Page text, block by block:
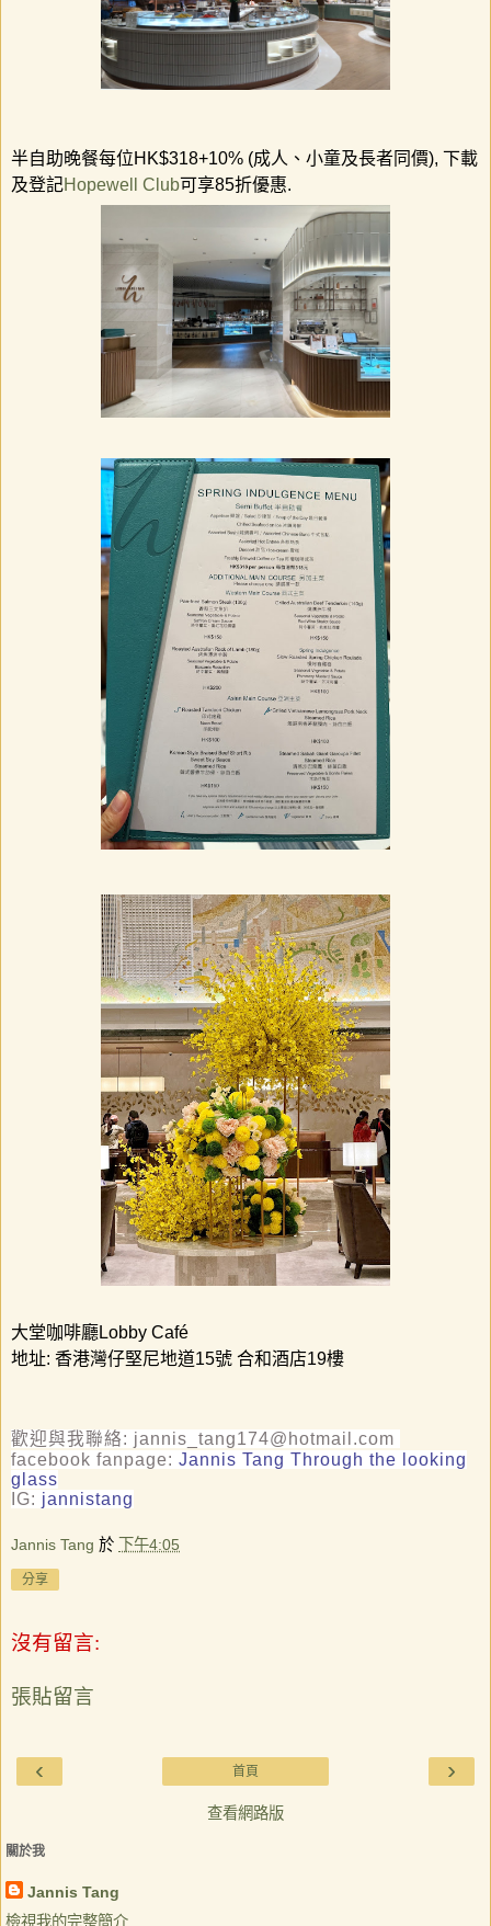
半自助晚餐每位HK$318+10% (成人、小童及長者同價), 下載
及登記Hopewell Club可享85折優惠.
大堂咖啡廳Lobby Café
地址: 香港灣仔堅尼地道15號 合和酒店19樓
歡迎與我聯絡: jannis_tang174@hotmail.com
facebook fanpage: Jannis Tang Through the looking
glass
IG: jannistang
Jannis Tang 於 下午4:05
分享
沒有留言:
張貼留言
‹ ›
首頁
查看網路版
關於我
Jannis Tang
檢視我的完整簡介